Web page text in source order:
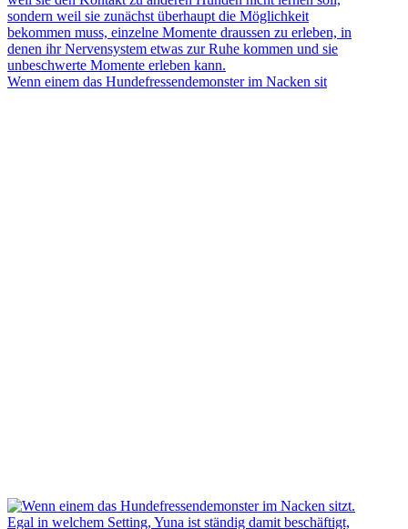
Wenn einem das Hundefressendemonster im Nacken sit